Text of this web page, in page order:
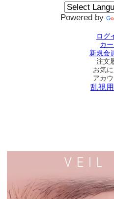
Powered by
ログ
カー
新規会
注文
お気
アカ
乱視